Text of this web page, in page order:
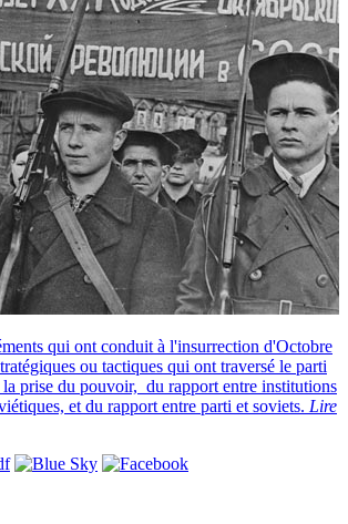
qui ont conduit à l'insurrection d'Octobre
ou tactiques qui ont traversé le parti
prise du pouvoir, du rapport entre institutions
et du rapport entre parti et soviets. Lire